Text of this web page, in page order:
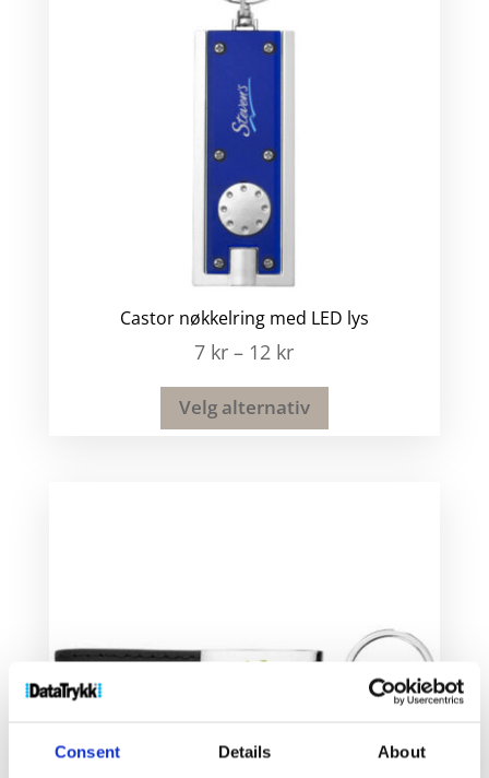
Consent Details About
Castor nøkkelring med LED lys
7 kr – 12 kr
Velg alternativ